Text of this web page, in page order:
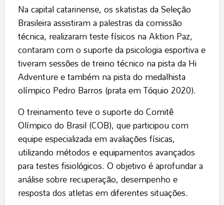
Na capital catarinense, os skatistas da Seleção
Brasileira assistiram a palestras da comissão
técnica, realizaram teste físicos na Aktion Paz,
contaram com o suporte da psicologia esportiva e
tiveram sessões de treino técnico na pista da Hi
Adventure e também na pista do medalhista
olímpico Pedro Barros (prata em Tóquio 2020).
O treinamento teve o suporte do Comitê
Olímpico do Brasil (COB), que participou com
equipe especializada em avaliações físicas,
utilizando métodos e equipamentos avançados
para testes fisiológicos. O objetivo é aprofundar a
análise sobre recuperação, desempenho e
resposta dos atletas em diferentes situações.